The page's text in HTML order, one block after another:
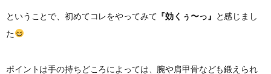
ということで、初めてコレをやってみて 『効くぅ〜っ』
と感じまし
た
ポイントは手の持ちどころによっては、腕や肩甲骨なども鍛えられ